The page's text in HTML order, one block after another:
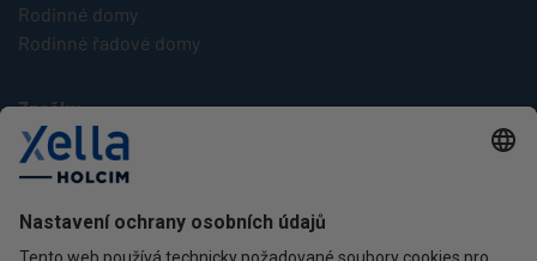
Rodinné domy
Rodinné řadové domy
Značky
Multipor
Silka
Xella